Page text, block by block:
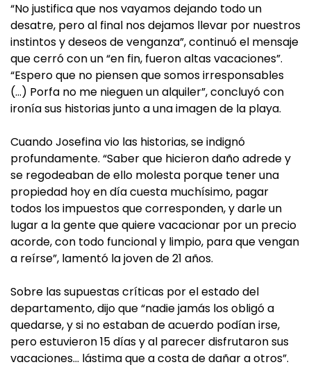
“No justifica que nos vayamos dejando todo un
desatre, pero al final nos dejamos llevar por nuestros
instintos y deseos de venganza”, continuó el mensaje
que cerró con un “en fin, fueron altas vacaciones”.
“Espero que no piensen que somos irresponsables
(…) Porfa no me nieguen un alquiler”, concluyó con
ironía sus historias junto a una imagen de la playa.
Cuando Josefina vio las historias, se indignó
profundamente. “Saber que hicieron daño adrede y
se regodeaban de ello molesta porque tener una
propiedad hoy en día cuesta muchísimo, pagar
todos los impuestos que corresponden, y darle un
lugar a la gente que quiere vacacionar por un precio
acorde, con todo funcional y limpio, para que vengan
a reírse”, lamentó la joven de 21 años.
Sobre las supuestas críticas por el estado del
departamento, dijo que “nadie jamás los obligó a
quedarse, y si no estaban de acuerdo podían irse,
pero estuvieron 15 días y al parecer disfrutaron sus
vacaciones… lástima que a costa de dañar a otros”.